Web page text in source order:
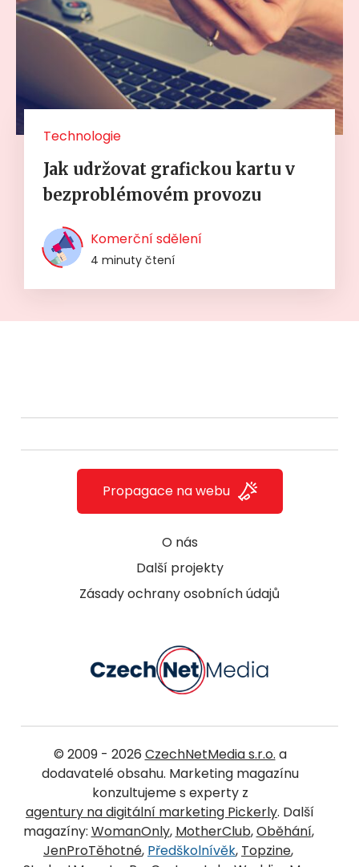
Technologie
Jak udržovat grafickou kartu v
bezproblémovém provozu
Komerční sdělení
4 minuty čtení
O nás
Další projekty
Zásady ochrany osobních údajů
Propagace na webu
© 2009 - 2026 CzechNetMedia s.r.o. a
dodavatelé obsahu. Marketing magazínu
konzultujeme s experty z
agentury na digitální marketing Pickerly. Další
magazíny: WomanOnly, MotherClub,Oběhání,
JenProTěhotné, Předškolnívěk, Topzine,